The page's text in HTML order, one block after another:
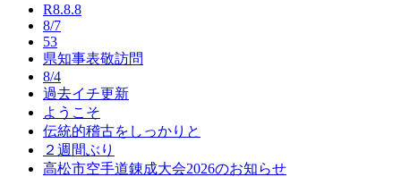
R8.8.8
8/7
53
県知事表敬訪問
8/4
過去イチ更新
ようこそ
伝統的稽古をしっかりと
２週間ぶり
高松市空手道錬成大会2026のお知らせ